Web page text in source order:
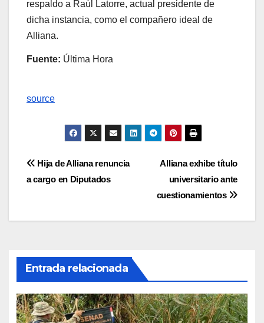
respaldo a Raúl Latorre, actual presidente de
dicha instancia, como el compañero ideal de
Alliana.
Fuente: Última Hora
source
Navegación
de
entradas
Alliana exhibe título
universitario ante
cuestionamientos
Hija de Alliana renuncia
a cargo en Diputados
Entrada relacionada